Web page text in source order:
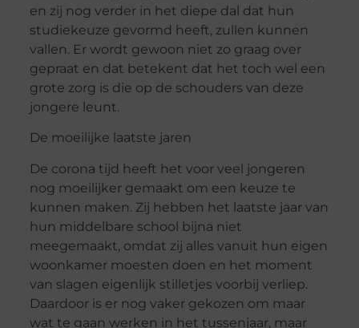
en zij nog verder in het diepe dal dat hun
studiekeuze gevormd heeft, zullen kunnen
vallen. Er wordt gewoon niet zo graag over
gepraat en dat betekent dat het toch wel een
grote zorg is die op de schouders van deze
jongere leunt.
De moeilijke laatste jaren
De corona tijd heeft het voor veel jongeren
nog moeilijker gemaakt om een keuze te
kunnen maken. Zij hebben het laatste jaar van
hun middelbare school bijna niet
meegemaakt, omdat zij alles vanuit hun eigen
woonkamer moesten doen en het moment
van slagen eigenlijk stilletjes voorbij verliep.
Daardoor is er nog vaker gekozen om maar
wat te gaan werken in het tussenjaar, maar